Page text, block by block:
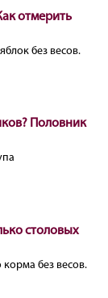
отмерить
без весов.
Половник
столовых
корма без весов.